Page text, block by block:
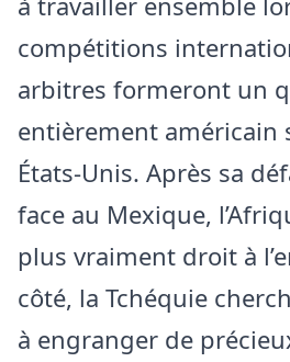
compétitions
arbitres formeront un
entièrement américain
États-Unis. Après sa
face au Mexique,
plus vraiment droit à
côté, la Tchéquie
à engranger de